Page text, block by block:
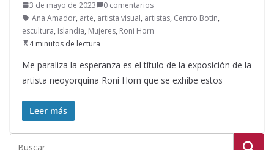
3 de mayo de 2023
0 comentarios
Ana Amador, arte, artista visual, artistas, Centro Botín,
escultura, Islandia, Mujeres, Roni Horn
4 minutos de lectura
Me paraliza la esperanza es el título de la exposición de la
artista neoyorquina Roni Horn que se exhibe estos
Leer más